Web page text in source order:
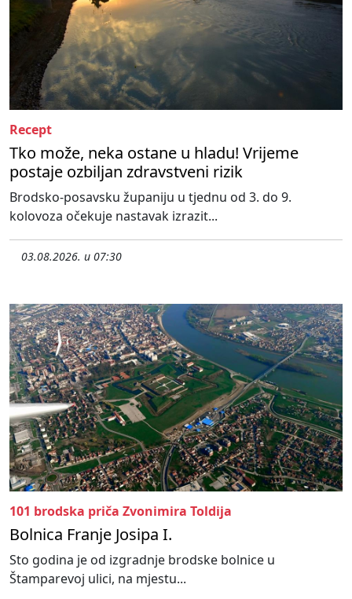
Recept
Tko može, neka ostane u hladu! Vrijeme
postaje ozbiljan zdravstveni rizik
Brodsko-posavsku županiju u tjednu od 3. do 9.
kolovoza očekuje nastavak izrazit...
03.08.2026. u 07:30
101 brodska priča Zvonimira Toldija
Bolnica Franje Josipa I.
Sto godina je od izgradnje brodske bolnice u
Štamparevoj ulici, na mjestu...